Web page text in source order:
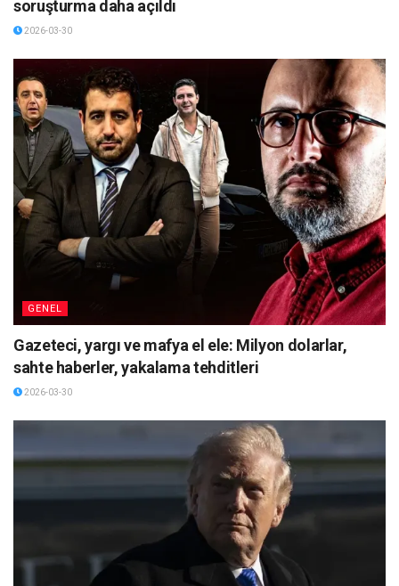
soruşturma daha açıldı
2026-03-30
GENEL
Gazeteci, yargı ve mafya el ele: Milyon dolarlar,
sahte haberler, yakalama tehditleri
2026-03-30